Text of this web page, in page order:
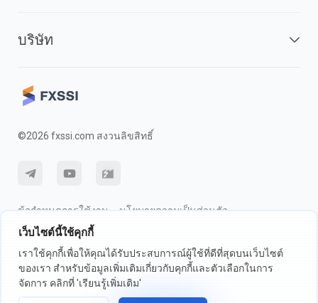
เว็บไซต์นี้ใช้คุกกี้
เราใช้คุกกี้เพื่อให้คุณได้รับประสบการณ์ผู้ใช้ที่ดีที่สุดบนเว็บไซต์
ของเรา สำหรับข้อมูลเพิ่มเติมเกี่ยวกับคุกกี้และตัวเลือกในการ
จัดการ คลิกที่ 'เรียนรู้เพิ่มเติม'
บริษัท
©2026 fxssi.com สงวนลิขสิทธิ์
ข้อกำหนดการใช้งาน
นโยบายความเป็นส่วนตัว
การเปิดเผยความเสี่ยง
เว็บไซต์ดำเนินการโดย FXSSI LTD หมายเลขทะเบียน: 13534801 (อังกฤษ) |